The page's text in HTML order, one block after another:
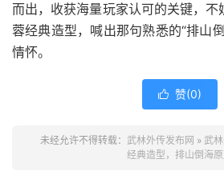
而出，收获海量玩家认可的关键，不
蓉经典造型，喊出那句熟悉的“排山
情怀。
 赞(0)
未经允许不得转载： 武林外传发布网 » 武
经典造型，排山倒海